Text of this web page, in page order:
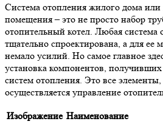
Система отопления жилого дома или
помещения – это не просто набор
отопительный котел. Любая система
тщательно спроектирована, а для ее
немало усилий. Но самое главное
установка компонентов,
систем отопления. Это все
осуществляется управление
Изображение Наименование